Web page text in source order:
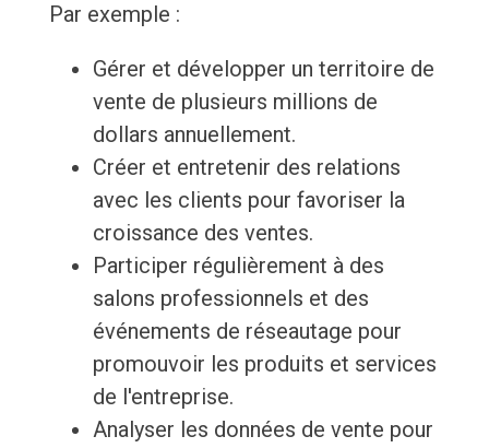
Par exemple :
Gérer et développer un territoire de
vente de plusieurs millions de
dollars annuellement.
Créer et entretenir des relations
avec les clients pour favoriser la
croissance des ventes.
Participer régulièrement à des
salons professionnels et des
événements de réseautage pour
promouvoir les produits et services
de l'entreprise.
Analyser les données de vente pour